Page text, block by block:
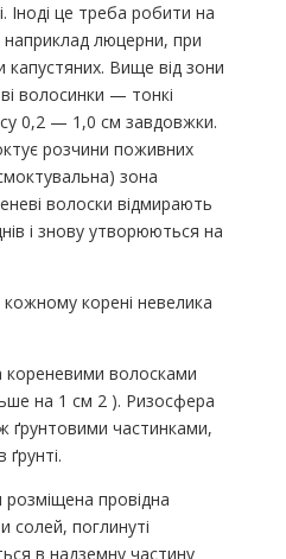
Іноді це треба робити на
наприклад люцерни, при
капустяних. Вище від зони
волосинки — тонкі
0,2 — 1,0 см завдовжки.
розчини поживних
зона
волоски відмирають
і зно­ву утворюються на
корені невелика
кореневими волосками
на 1 см 2 ). Ризосфера
ґрунтовими частинками,
провідна
солей, поглинуті
в надземну частину